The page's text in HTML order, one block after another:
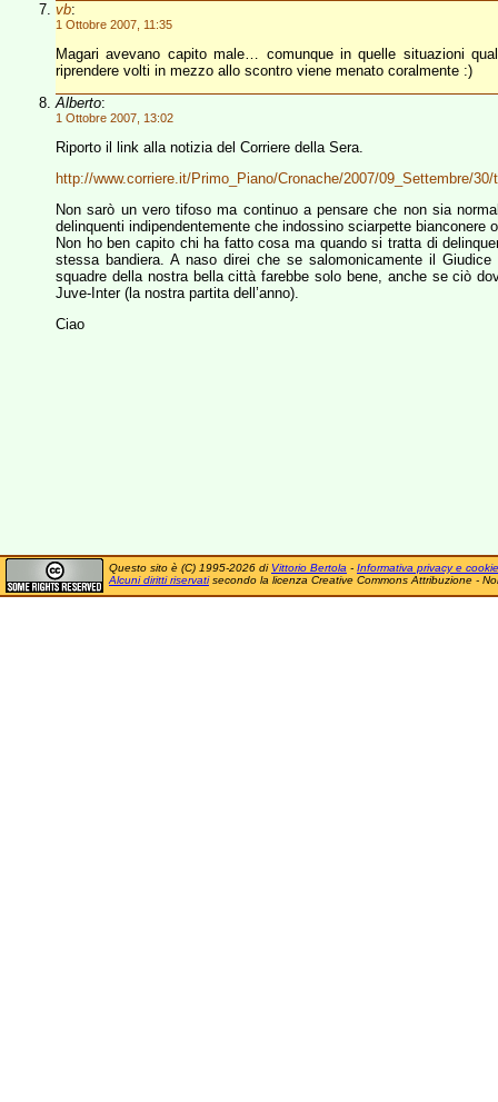
vb:
1 Ottobre 2007, 11:35
Magari avevano capito male… comunque in quelle situazioni
riprendere volti in mezzo allo scontro viene menato coralmente :)
Alberto:
1 Ottobre 2007, 13:02
Riporto il link alla notizia del Corriere della Sera.
http://www.corriere.it/Primo_Piano/Cronache/2007/09_Settembre/
Non sarò un vero tifoso ma continuo a pensare che non sia
delinquenti indipendentemente che indossino sciarpette bianconere
Non ho ben capito chi ha fatto cosa ma quando si tratta di
stessa bandiera. A naso direi che se salomonicamente il
squadre della nostra bella città farebbe solo bene, anche se ciò
Juve-Inter (la nostra partita dell’anno).
Ciao
Questo sito è (C) 1995-2026 di Vittorio Bertola - Informativa privacy e cookie
Alcuni diritti riservatisecondo la licenza Creative Commons Attribuzione -